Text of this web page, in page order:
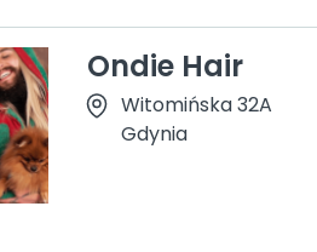
Ondie Hair
Witomińska 32A
Gdynia